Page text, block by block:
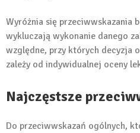
Wyróżnia się przeciwwskazania
wykluczają wykonanie danego
względne, przy których decyzja
zależy od indywidualnej oceny
Najczęstsze
Do przeciwwskazań ogólnych,